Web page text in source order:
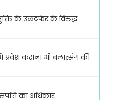
के उलटफेर के विरुद्ध
प्रवेश कराना भी बलात्संग की
का अधिकार